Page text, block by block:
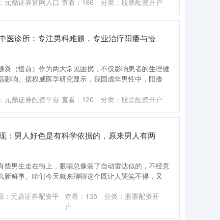
元鼎证券官网入口 查看： 166 分类： 股票配资开户
医诊所：专注男科难题，专业治疗阳痿与慢
炎（慢前）作为两大常见困扰，不仅影响患者的生理健
影响。据权威医学研究显示，我国成年男性中，阳痿
元鼎证券配资平台 查看： 120 分类： 股票配资开户
：男人好色是有科学依据的，原来男人有两
些男生走在街上，眼睛总像装了自动雷达似的，不经意
鲜事。咱们今天就来聊聊这个既让人哭笑不得，又
：元鼎证券配资平 查看： 135 分类： 股票配资开
户